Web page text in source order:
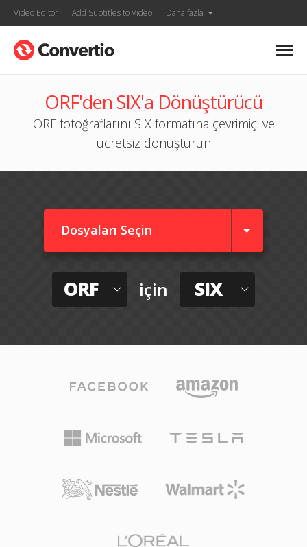
Video Editor Add Subtitles to Video Daha fazla
ORF'den SIX'a Dönüştürücü
ORF fotoğraflarını SIX formatına çevrimiçi ve
ücretsiz dönüştürün
Dosyaları Seçin
ORF için SIX